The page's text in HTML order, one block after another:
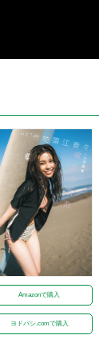
Amazonで購入
ヨドバシ.comで購入